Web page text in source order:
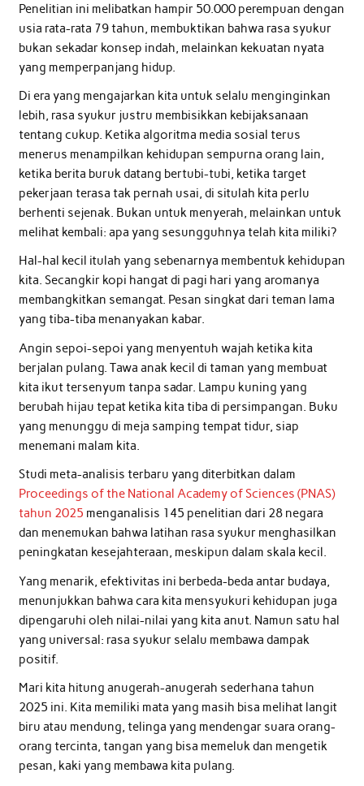
Penelitian ini melibatkan hampir 50.000 perempuan dengan
usia rata-rata 79 tahun, membuktikan bahwa rasa syukur
bukan sekadar konsep indah, melainkan kekuatan nyata
yang memperpanjang hidup.
Di era yang mengajarkan kita untuk selalu menginginkan
lebih, rasa syukur justru membisikkan kebijaksanaan
tentang cukup. Ketika algoritma media sosial terus
menerus menampilkan kehidupan sempurna orang lain,
ketika berita buruk datang bertubi-tubi, ketika target
pekerjaan terasa tak pernah usai, di situlah kita perlu
berhenti sejenak. Bukan untuk menyerah, melainkan untuk
melihat kembali: apa yang sesungguhnya telah kita miliki?
Hal-hal kecil itulah yang sebenarnya membentuk kehidupan
kita. Secangkir kopi hangat di pagi hari yang aromanya
membangkitkan semangat. Pesan singkat dari teman lama
yang tiba-tiba menanyakan kabar.
Angin sepoi-sepoi yang menyentuh wajah ketika kita
berjalan pulang. Tawa anak kecil di taman yang membuat
kita ikut tersenyum tanpa sadar. Lampu kuning yang
berubah hijau tepat ketika kita tiba di persimpangan. Buku
yang menunggu di meja samping tempat tidur, siap
menemani malam kita.
Studi meta-analisis terbaru yang diterbitkan dalam
Proceedings of the National Academy of Sciences (PNAS)
tahun 2025 menganalisis 145 penelitian dari 28 negara
dan menemukan bahwa latihan rasa syukur menghasilkan
peningkatan kesejahteraan, meskipun dalam skala kecil.
Yang menarik, efektivitas ini berbeda-beda antar budaya,
menunjukkan bahwa cara kita mensyukuri kehidupan juga
dipengaruhi oleh nilai-nilai yang kita anut. Namun satu hal
yang universal: rasa syukur selalu membawa dampak
positif.
Mari kita hitung anugerah-anugerah sederhana tahun
2025 ini. Kita memiliki mata yang masih bisa melihat langit
biru atau mendung, telinga yang mendengar suara orang-
orang tercinta, tangan yang bisa memeluk dan mengetik
pesan, kaki yang membawa kita pulang.